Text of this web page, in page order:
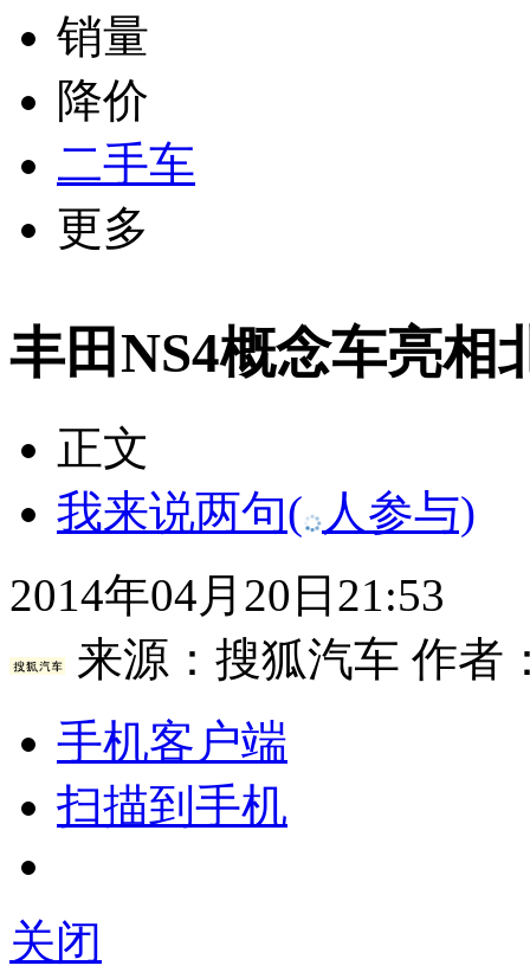
销量
降价
二手车
更多
丰田NS4概念车亮
正文
我来说两句( 人参与)
2014年04月20日21:53
来源： 搜狐汽车 作者
手机客户端
扫描到手机
关闭